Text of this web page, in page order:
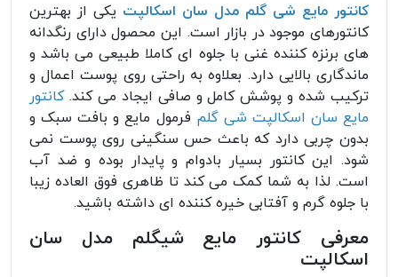
کانتور مایع شی گلم مدل سان اسکالپت یکی از بهترین
کانتورهای موجود در بازار است. این محصول دارای رنگدانه
های برنزه کننده غنی با جلوه ای کاملا طبیعی می باشد و
ماندگاری بالایی دارد. بعلاوه به راحتی روی پوست اعمال و
ترکیب شده و پوشش کامل و صافی ایجاد می کند. کانتور
مایع سان اسکالپت شی گلم فرمول مایع و بافت سبک و
بدون چربی دارد که باعث حس سنگینی روی پوست نمی
شود. این کانتور بسیار بادوام و پایدار بوده و ضد آب
است. لذا به شما کمک می کند تا ظاهری فوق العاده زیبا
با جلوه گرم و آفتابی خیره کننده ای داشته باشید.
معرفی کانتور مایع شیگلم مدل سان
اسکالپت